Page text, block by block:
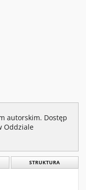
autorskim. Dostęp
Oddziale
STRUKTURA